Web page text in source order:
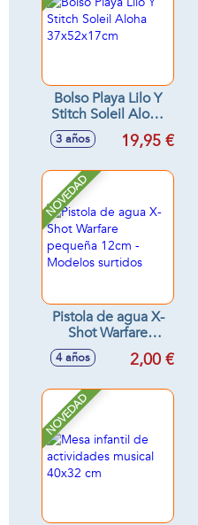
Bolso Playa Lilo Y
Stitch Soleil Aloha
37x52x17cm
3 años 19,95 €
NOVEDAD
Pistola de agua X-
Shot Warfare
pequeña 12cm -
Modelos surtidos
4 años 2,00 €
NOVEDAD